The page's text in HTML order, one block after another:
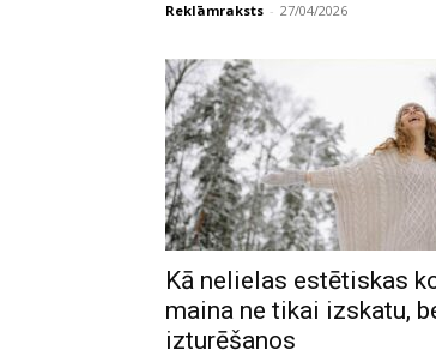
Reklāmraksts - 27/04/2026
Kā nelielas estētiskas
maina ne tikai izskatu,
izturēšanos